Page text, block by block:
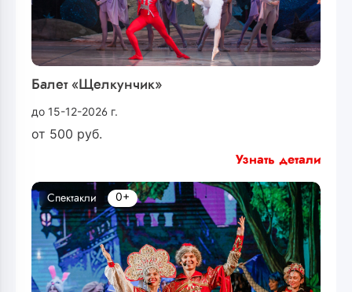
Балет «Щелкунчик»
до 15-12-2026 г.
от 500 руб.
Узнать детали
Спектакли 0+